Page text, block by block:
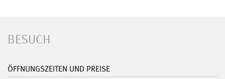
BESUCH
ÖFFNUNGSZEITEN UND PREISE